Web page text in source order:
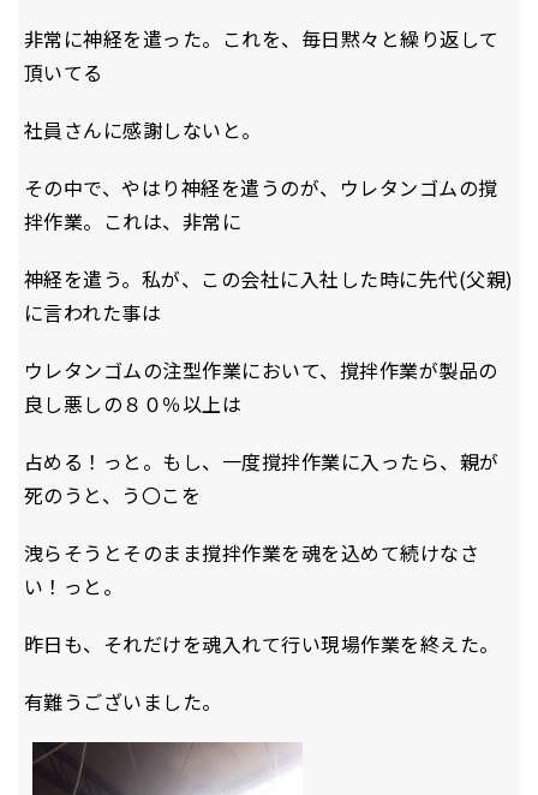
非常に神経を遣った。これを、毎日黙々と繰り返して
頂いてる
社員さんに感謝しないと。
その中で、やはり神経を遣うのが、ウレタンゴムの撹
拌作業。これは、非常に
神経を遣う。私が、この会社に入社した時に先代(父親)
に言われた事は
ウレタンゴムの注型作業において、撹拌作業が製品の
良し悪しの８０％以上は
占める！っと。もし、一度撹拌作業に入ったら、親が
死のうと、う〇こを
洩らそうとそのまま撹拌作業を魂を込めて続けなさ
い！っと。
昨日も、それだけを魂入れて行い現場作業を終えた。
有難うございました。